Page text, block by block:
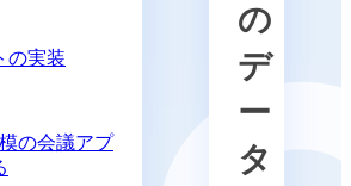
の実装
の会議アプ
の
デ
ー
タ